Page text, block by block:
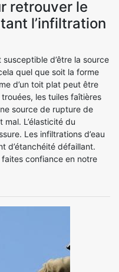
retrouver le
l’infiltration
d’être la source
quel que soit la forme
d’un toit plat peut être
les tuiles faîtières
source de rupture de
L’élasticité du
Les infiltrations d’eau
d’étanchéité défaillant.
confiance en notre